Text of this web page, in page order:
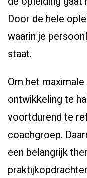
Door de hele
waarin je
staat.
Om het
ontwikkeling te
voortdurend te
coachgroep.
een belangrijk